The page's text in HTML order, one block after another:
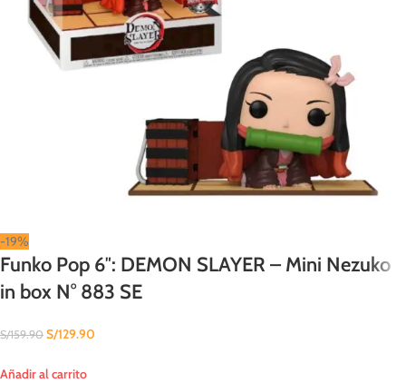
-19%
Funko Pop 6″: DEMON SLAYER – Mini Nezuko
in box N° 883 SE
S/159.90 S/129.90
Añadir al carrito